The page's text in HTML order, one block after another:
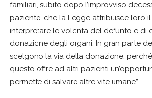
familiari, subito dopo l’improvviso
paziente, che la Legge attribuisce loro
interpretare le volontà del defunto e di
donazione degli organi. In gran parte
scelgono la via della donazione,
questo offre ad altri pazienti
permette di salvare altre vite umane”.